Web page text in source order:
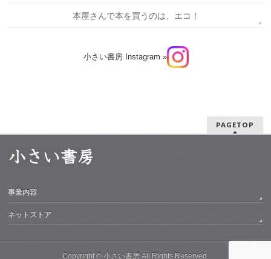
本屋さんで本を買うのは、エコ！
小さい書房 Instagram »
PAGETOP
事業内容
ネットストア
Copyright © 小さい書房All Rights Reserved.